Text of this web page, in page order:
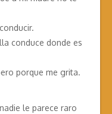
conduce donde es
porque me grita.
le parece raro